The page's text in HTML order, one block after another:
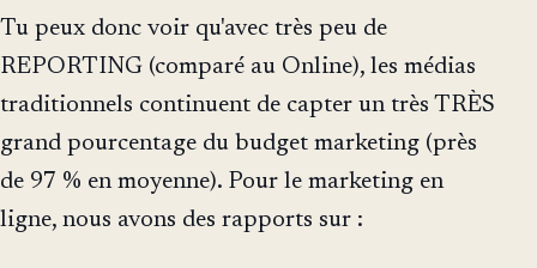
Tu peux donc voir qu'avec très peu de
REPORTING (comparé au Online), les médias
traditionnels continuent de capter un très TRÈS
grand pourcentage du budget marketing (près
de 97 % en moyenne). Pour le marketing en
ligne, nous avons des rapports sur :